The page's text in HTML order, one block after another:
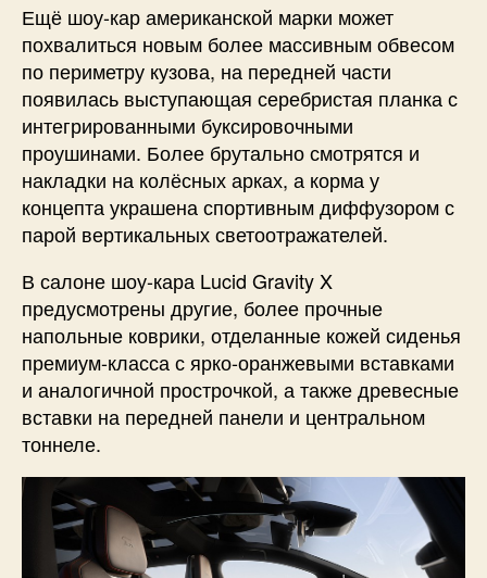
Ещё шоу-кар американской марки может
похвалиться новым более массивным обвесом
по периметру кузова, на передней части
появилась выступающая серебристая планка с
интегрированными буксировочными
проушинами. Более брутально смотрятся и
накладки на колёсных арках, а корма у
концепта украшена спортивным диффузором с
парой вертикальных светоотражателей.
В салоне шоу-кара Lucid Gravity X
предусмотрены другие, более прочные
напольные коврики, отделанные кожей сиденья
премиум-класса с ярко-оранжевыми вставками
и аналогичной прострочкой, а также древесные
вставки на передней панели и центральном
тоннеле.